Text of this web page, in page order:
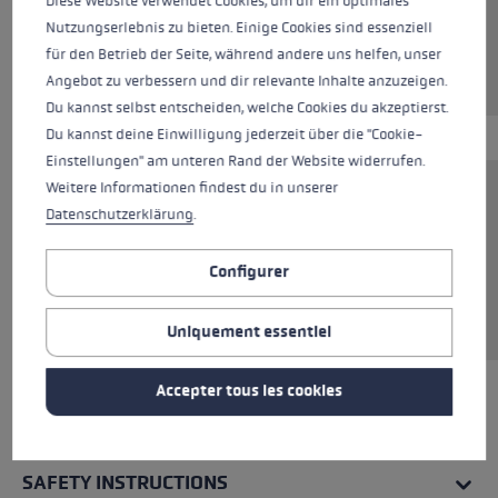
Plus disponible
Ce t-shirt 100 % coton est le parfait article
polyvalent pour tous les jours. Le matériau
respirant est agréablement doux sur la peau et
assure un confort optimal, qu'il soit porté seul
ou sous un pull, une chemise ou une veste.
SAFETY INSTRUCTIONS
Nutzungserlebnis zu bieten. Einige Cookies sind essenziell
für den Betrieb der Seite, während andere uns helfen, unser
Angebot zu verbessern und dir relevante Inhalte anzuzeigen.
Du kannst selbst entscheiden, welche Cookies du akzeptierst.
Du kannst deine Einwilligung jederzeit über die "Cookie-
Einstellungen" am unteren Rand der Website widerrufen.
Weitere Informationen findest du in unserer
Datenschutzerklärung.
Configurer
Uniquement essentiel
Accepter tous les cookies